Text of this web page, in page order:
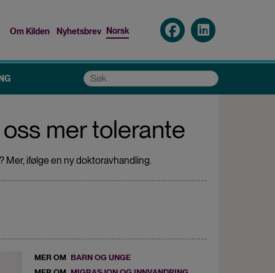
menu
Om Kilden Nyhetsbrev Norsk
Søk
mer tolerante
Mer, ifølge en ny doktoravhandling.
MER OM BARN OG UNGE